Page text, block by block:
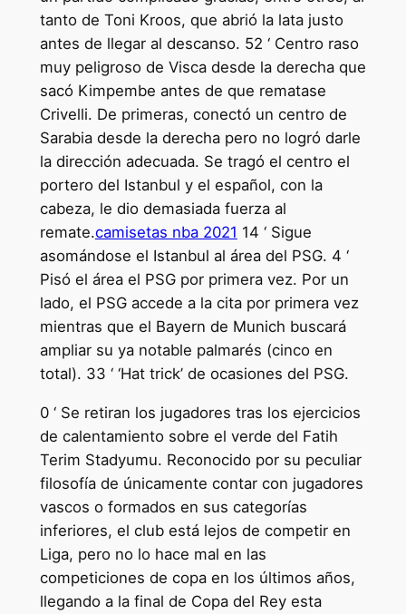
tanto de Toni Kroos, que abrió la lata justo
antes de llegar al descanso. 52 ‘ Centro raso
muy peligroso de Visca desde la derecha que
sacó Kimpembe antes de que rematase
Crivelli. De primeras, conectó un centro de
Sarabia desde la derecha pero no logró darle
la dirección adecuada. Se tragó el centro el
portero del Istanbul y el español, con la
cabeza, le dio demasiada fuerza al
remate.camisetas nba 2021 14 ‘ Sigue
asomándose el Istanbul al área del PSG. 4 ‘
Pisó el área el PSG por primera vez. Por un
lado, el PSG accede a la cita por primera vez
mientras que el Bayern de Munich buscará
ampliar su ya notable palmarés (cinco en
total). 33 ‘ ‘Hat trick’ de ocasiones del PSG.
0 ‘ Se retiran los jugadores tras los ejercicios
de calentamiento sobre el verde del Fatih
Terim Stadyumu. Reconocido por su peculiar
filosofía de únicamente contar con jugadores
vascos o formados en sus categorías
inferiores, el club está lejos de competir en
Liga, pero no lo hace mal en las
competiciones de copa en los últimos años,
llegando a la final de Copa del Rey esta